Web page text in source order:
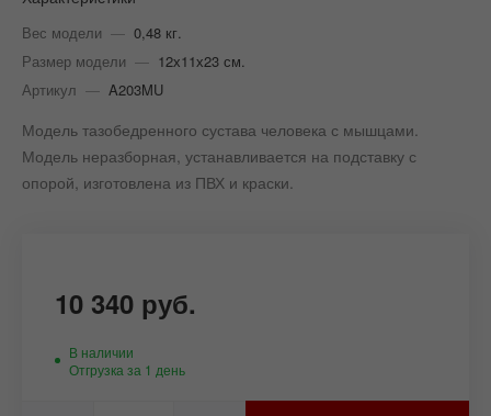
Вес модели — 0,48 кг.
Размер модели — 12х11х23 см.
Артикул — A203MU
Модель тазобедренного сустава человека с мышцами.
Модель неразборная, устанавливается на подставку с
опорой, изготовлена из ПВХ и краски.
10 340 руб.
В наличии
Отгрузка за 1 день